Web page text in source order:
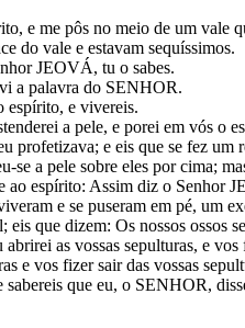
e me pôs no meio de um vale
do vale e estavam sequíssimos.
JEOVÁ, tu o sabes.
a palavra do SENHOR.
espírito, e vivereis.
a pele, e porei em vós o
e eis que se fez um
se a pele sobre eles por cima;
espírito: Assim diz o Senhor
e se puseram em pé, um
que dizem: Os nossos ossos
as vossas sepulturas, e
e vos fizer sair das vossas
que eu, o SENHOR,